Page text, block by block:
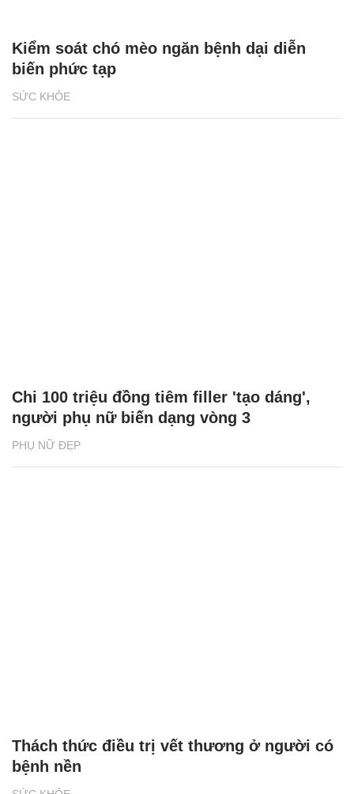
SỨC KHỎE
Kiểm soát chó mèo ngăn bệnh dại diễn
biến phức tạp
PHỤ NỮ ĐẸP
Chi 100 triệu đồng tiêm filler 'tạo dáng',
người phụ nữ biến dạng vòng 3
Thách thức điều trị vết thương ở người có
bệnh nền